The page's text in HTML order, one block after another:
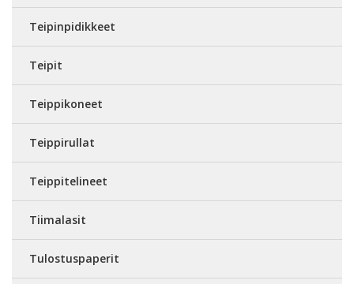
Teipinpidikkeet
Teipit
Teippikoneet
Teippirullat
Teippitelineet
Tiimalasit
Tulostuspaperit